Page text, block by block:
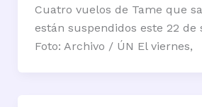
Cuatro vuelos de Tame que
están suspendidos este 22 de
Foto: Archivo / ÚN El viernes,